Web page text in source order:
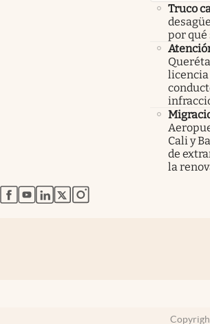
Truco
por qué
licencia
Cali y
de
la
abre en nueva pestaña
abre en nueva pestaña
abre en nueva pestaña
abre en nueva pestaña
abre en nueva pestaña